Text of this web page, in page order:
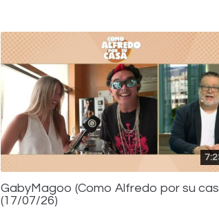
GabyMagoo (Como Alfredo por su
(17/07/26)